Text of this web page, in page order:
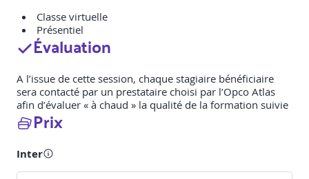
Classe virtuelle
Présentiel
Évaluation
A l’issue de cette session, chaque stagiaire bénéficiaire
sera contacté par un prestataire choisi par l’Opco Atlas
afin d’évaluer « à chaud » la qualité de la formation suivie
Prix
Inter